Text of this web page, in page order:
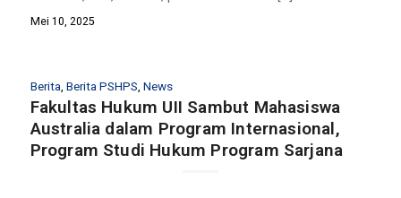
Mei 10, 2025
Berita Berita PSHPS News
Fakultas Hukum UII Sambut Mahasiswa
Australia dalam Program Internasional,
Program Studi Hukum Program Sarjana